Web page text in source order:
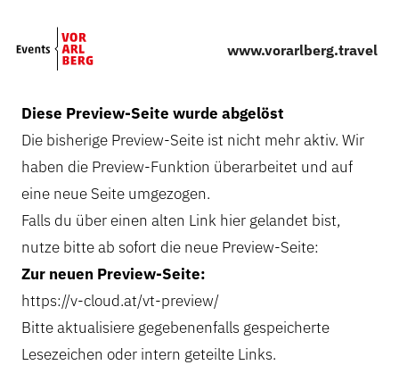
www.vorarlberg.travel
Diese Preview-Seite wurde abgelöst
Die bisherige Preview-Seite ist nicht mehr aktiv. Wir
haben die Preview-Funktion überarbeitet und auf
eine neue Seite umgezogen.
Falls du über einen alten Link hier gelandet bist,
nutze bitte ab sofort die neue Preview-Seite:
Zur neuen Preview-Seite:
https://v-cloud.at/vt-preview/
Bitte aktualisiere gegebenenfalls gespeicherte
Lesezeichen oder intern geteilte Links.